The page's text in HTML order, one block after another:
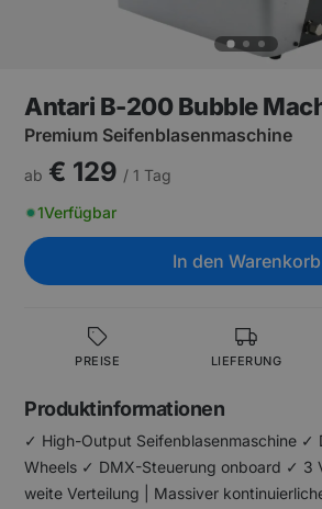
Antari B-200 Bubble
Premium Seifenblasenmaschine
ab € 129 / 1 Tag
1Verfügbar
In den Warenkorb
PREISE LIEFERUNG
Produktinformationen
✓ High-Output Seifenblasenmaschine ✓
Wheels ✓ DMX-Steuerung onboard ✓ 3
weite Verteilung | Massiver